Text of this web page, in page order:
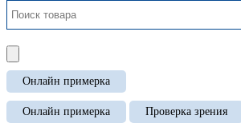
Онлайн примерка
Онлайн примерка Проверка зрения